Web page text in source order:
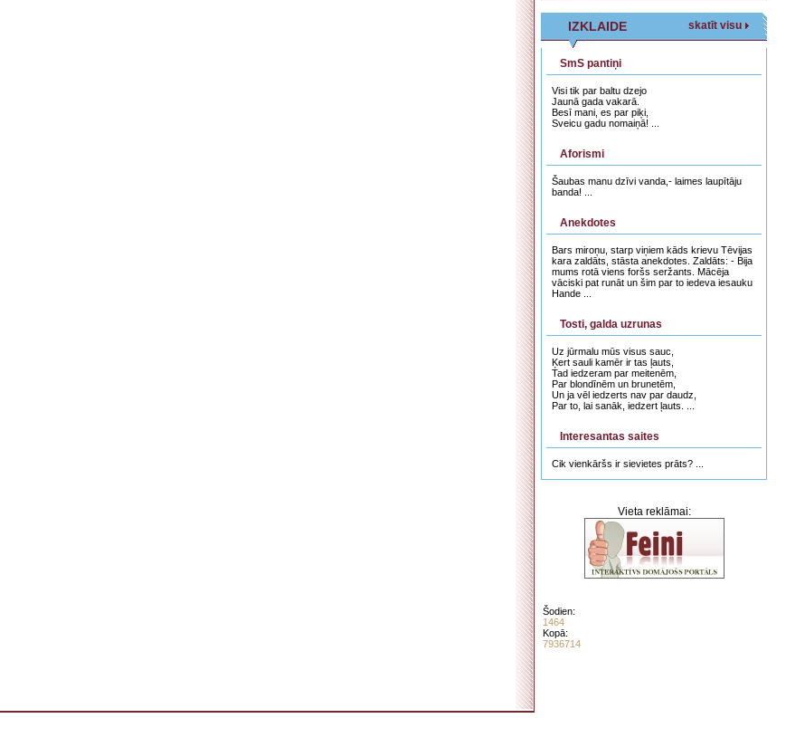
IZKLAIDE skatīt visu
SmS pantiņi
Visi tik par baltu dzejo
Jaunā gada vakarā.
Besī mani, es par piķi,
Sveicu gadu nomaiņā! ...
Aforismi
Šaubas manu dzīvi vanda,- laimes laupītāju
banda! ...
Anekdotes
Bars miroņu, starp viņiem kāds krievu Tēvijas
kara zaldāts, stāsta anekdotes. Zaldāts: - Bija
mums rotā viens foršs seržants. Mācēja
vāciski pat runāt un šim par to iedeva iesauku
Hande ...
Tosti, galda uzrunas
Uz jūrmalu mūs visus sauc,
Ķert sauli kamēr ir tas ļauts,
Tad iedzeram par meitenēm,
Par blondīnēm un brunetēm,
Un ja vēl iedzerts nav par daudz,
Par to, lai sanāk, iedzert ļauts. ...
Interesantas saites
Cik vienkāršs ir sievietes prāts? ...
Vieta reklāmai:
Šodien:
1464
Kopā:
7936714